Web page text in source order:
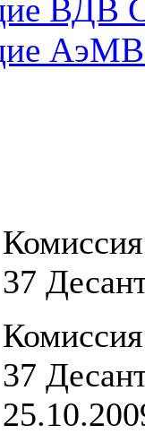
ВДВ
АэМВ
37
37